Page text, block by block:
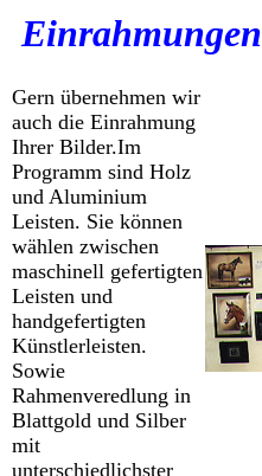
Einrahmungen
Gern übernehmen wir
auch die Einrahmung
Ihrer Bilder.Im
Programm sind Holz
und Aluminium
Leisten. Sie können
wählen zwischen
maschinell gefertigten
Leisten und
handgefertigten
Künstlerleisten.
Sowie
Rahmenveredlung in
Blattgold und Silber
mit
unterschiedlichster